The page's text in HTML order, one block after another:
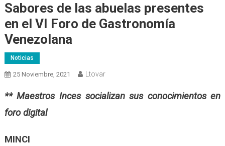
Sabores de las abuelas presentes
en el VI Foro de Gastronomía
Venezolana
Noticias
25 Noviembre, 2021 Ltovar
** Maestros Inces socializan sus conocimientos en
foro digital
MINCI